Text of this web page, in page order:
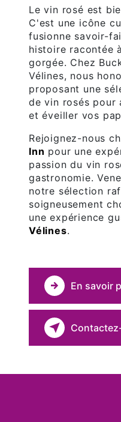
Le vin rosé est
C'est une icône
fusionne savoir-
histoire racontée
gorgée. Chez
Vélines, nous
proposant une
de vin rosés pour
et éveiller vos
Rejoignez-nous
Inn pour une
passion du vin
gastronomie.
notre sélection
soigneusement
une expérience
Vélines.
En savoir